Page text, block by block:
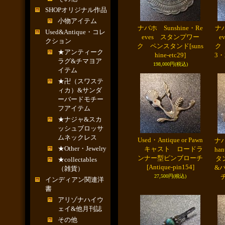
SHOPオリジナル作品
小物アイテム
Used&Antique・コレ
クション
★アンティーク
ラグ&チマヨア
イテム
★卍（スワステ
ィカ）&サンダ
ーバードモチー
フアイテム
★ナジャ&スカ
ッシュブロッサ
ムネックレス
★Other・Jewelry
★collectables
（雑貨）
インディアン関連洋
書
アリゾナハイウ
ェイ&他月刊誌
その他
ナバホ Sunshine・Re
eves スタンプワー
ク ペンスタンド[suns
hine-etc29]
198,000円(税込)
ナ
ク
3
Used・Antique or Pawn
キャスト ロードラ
ンナー型ピンブローチ
[Antique-pin154]
27,500円(税込)
ナ
タ
&